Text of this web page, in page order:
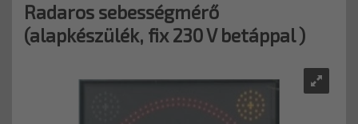
Radaros sebességmérő
(alapkészülék, fix 230 V betáppal )